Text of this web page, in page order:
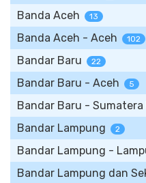
Banda Aceh 13
Banda Aceh - Aceh 102
Bandar Baru 22
Bandar Baru - Aceh 5
Bandar Baru - Sumatera
Bandar Lampung 2
Bandar Lampung -
Bandar Lampung dan